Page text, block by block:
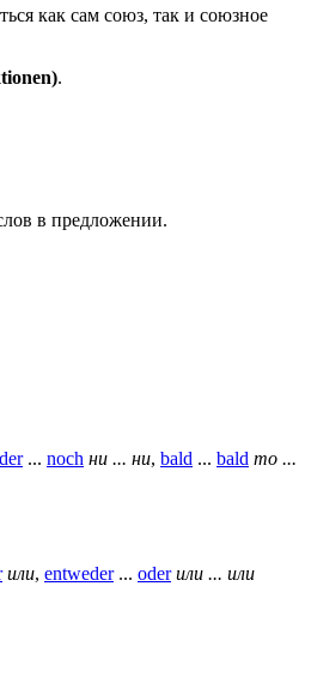
как сам союз, так и союзное
.
в предложении.
... noch ни ... ни, bald ... bald то ...
или, entweder... oder или ... или